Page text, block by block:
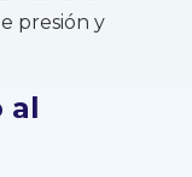
presión y
al